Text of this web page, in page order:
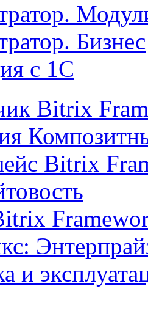
Бизнес
с 1С
Bitrix
Bitrix
и